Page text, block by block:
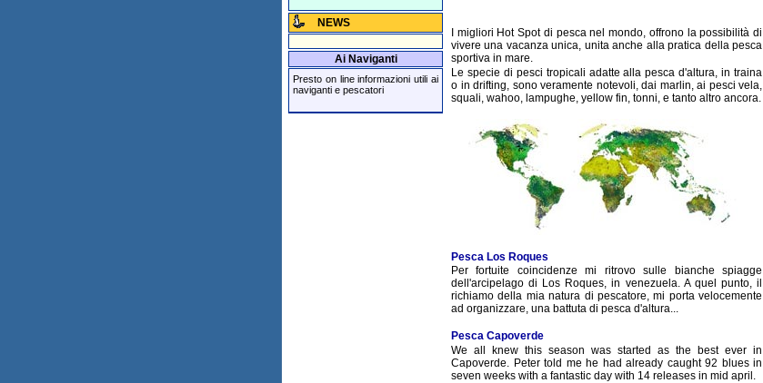
NEWS
Ai Naviganti
Presto on line informazioni utili ai
naviganti e pescatori
I migliori Hot Spot di pesca nel mondo, offrono la possibilità di
vivere una vacanza unica, unita anche alla pratica della pesca
sportiva in mare.
Le specie di pesci tropicali adatte alla pesca d'altura, in traina
o in drifting, sono veramente notevoli, dai marlin, ai pesci vela,
squali, wahoo, lampughe, yellow fin, tonni, e tanto altro ancora.
Pesca Los Roques
Per fortuite coincidenze mi ritrovo sulle bianche spiagge
dell'arcipelago di Los Roques, in venezuela. A quel punto, il
richiamo della mia natura di pescatore, mi porta velocemente
ad organizzare, una battuta di pesca d'altura...
Pesca Capoverde
We all knew this season was started as the best ever in
Capoverde. Peter told me he had already caught 92 blues in
seven weeks with a fantastic day with 14 releases in mid april.